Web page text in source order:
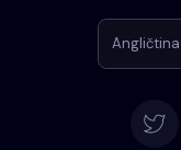
Angličtina